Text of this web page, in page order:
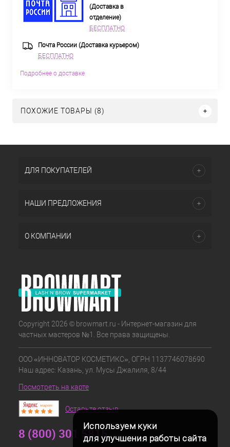
(Доставка в
отделение)
БЕСПЛАТНО
Почта России (Доставка курьером)
БЕСПЛАТНО
Подробнее о доставке
ПОХОЖИЕ ТОВАРЫ (8)
Используем куки
для улучшения работы сайта
ДЛЯ ПОКУПАТЕЛЕЙ
НАШИ ПРЕДЛОЖЕНИЯ
О КОМПАНИИ
Copyright 2026 © browmart.ru - Интернет-магазин для
частных мастеров №1. Все права защищены.
ООО «ИННОВАТОР КОСМЕТИКС», ОГРН 1137746078690
Наш адрес: Казань, ул. Мусы Джалиля, 8/44
Посмотреть на карте
Оставьте отзыв
8 (800) 301 5815